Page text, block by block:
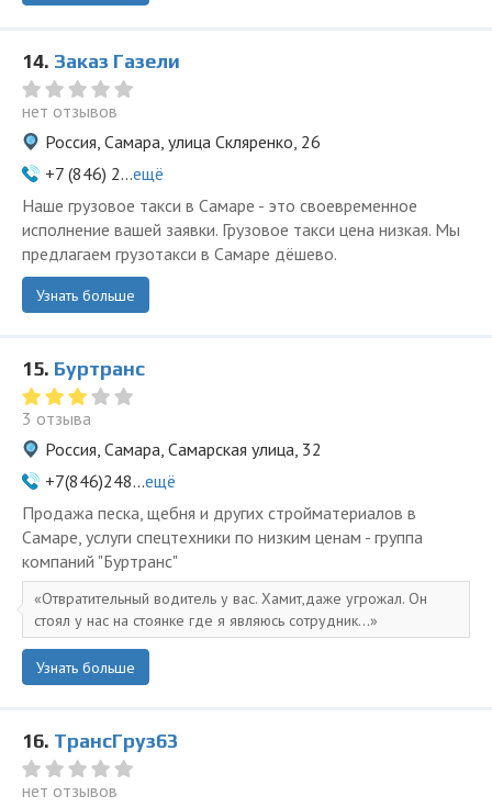
14. Заказ Газели
нет отзывов
Россия, Самара, улица Скляренко, 26
+7 (846) 2...ещё
Наше грузовое такси в Самаре - это своевременное
исполнение вашей заявки. Грузовое такси цена низкая. Мы
предлагаем грузотакси в Самаре дёшево.
Узнать больше
15. Буртранс
3 отзыва
Россия, Самара, Самарская улица, 32
+7(846)248...ещё
Продажа песка, щебня и других стройматериалов в
Самаре, услуги спецтехники по низким ценам - группа
компаний "Буртранс"
Отвратительный водитель у вас. Хамит,даже угрожал. Он
стоял у нас на стоянке где я являюсь сотрудник...
Узнать больше
16. ТрансГруз63
нет отзывов